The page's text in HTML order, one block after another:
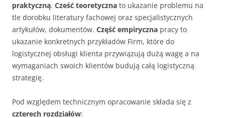
praktyczną. Cześć teoretyczna to ukazanie problemu na
tle dorobku literatury fachowej oraz specjalistycznych
artykułów, dokumentów. Część empiryczna pracy to
ukazanie konkretnych przykładów Firm, które do
logistycznej obsługi klienta przywiązują dużą wagę a na
wymaganiach swoich klientów budują całą logistyczną
strategię.
Pod względem technicznym opracowanie składa się z
czterech rozdziałów: